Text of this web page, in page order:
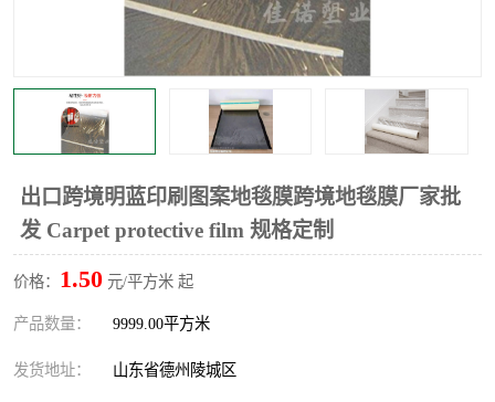
出口跨境明蓝印刷图案地毯膜跨境地毯膜厂家批
发 Carpet protective film 规格定制
价格： 1.50 元/平方米 起
产品数量： 9999.00平方米
发货地址： 山东省德州陵城区
不绣钢板保护膜 两边上胶保护膜
窗缝阻风胶带 铝板保护膜
不锈钢板保护膜 一次性隔离膜